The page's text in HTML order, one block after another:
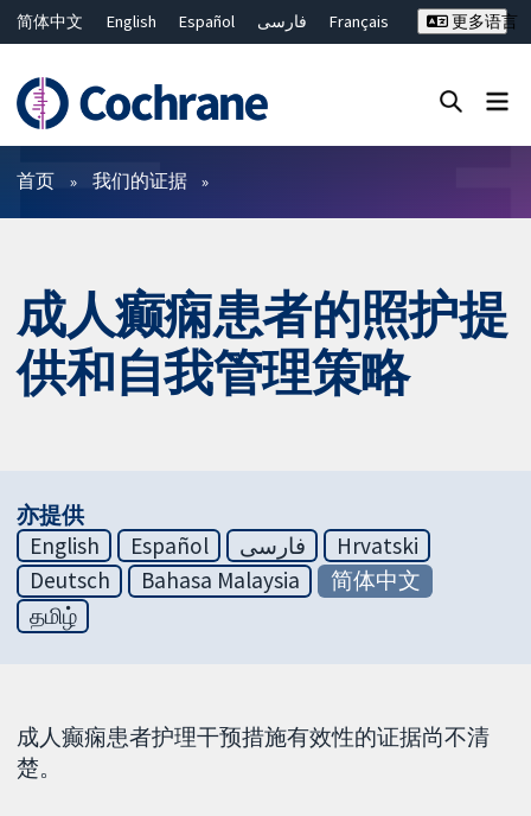
简体中文 English Español فارسی
Français
ไทย
繁體中文
更多语言
过滤
首页 我们的证据
成人癫痫患者的照护提
供和自我管理策略
亦提供
English
Español فارسی
Hrvatski
Deutsch
Bahasa Malaysia
简体中文
தமிழ்
成人癫痫患者护理干预措施有效性的证据尚不清
楚。